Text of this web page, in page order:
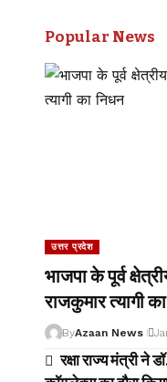
Popular News
उत्तर प्रदेश
भाजपा के पूर्व
राजकुमार त्यागी
ByAzaan News
रक्षा राज्य मंत्री ने